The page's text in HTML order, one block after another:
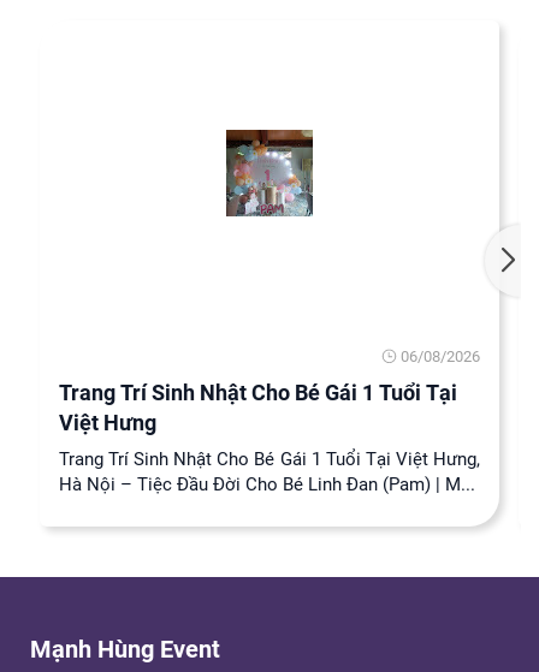
06/08/2026
Trang Trí Sinh Nhật Cho Bé Gái 1 Tuổi Tại
Việt Hưng
Trang Trí Sinh Nhật Cho Bé Gái 1 Tuổi Tại Việt Hưng,
Hà Nội – Tiệc Đầu Đời Cho Bé Linh Đan (Pam) | M...
Mạnh Hùng Event